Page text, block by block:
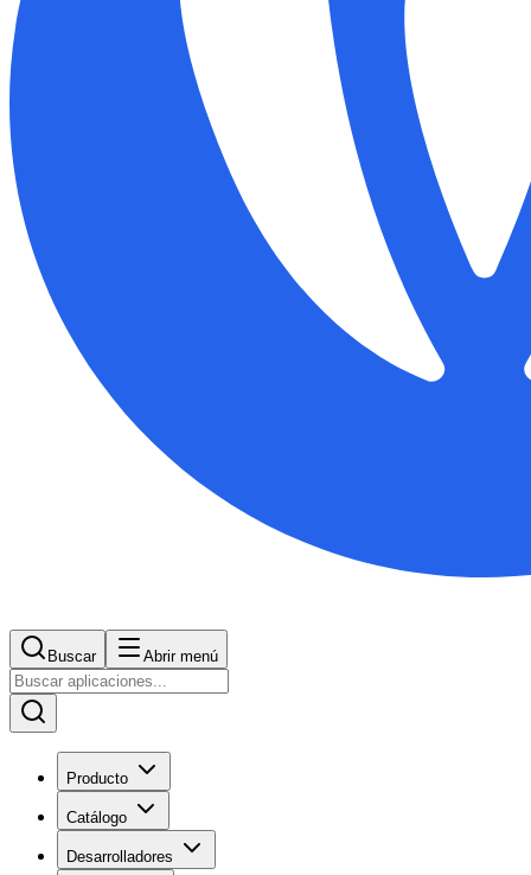
Buscar Abrir menú
Producto
Catálogo
Desarrolladores